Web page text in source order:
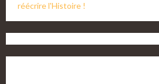
réécrire l'Histoire !